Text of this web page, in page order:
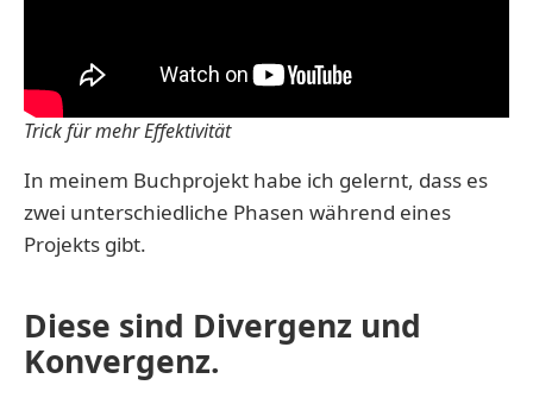
Trick für mehr Effektivität
In meinem Buchprojekt habe ich gelernt, dass es
zwei unterschiedliche Phasen während eines
Projekts gibt.
Diese sind Divergenz und
Konvergenz.